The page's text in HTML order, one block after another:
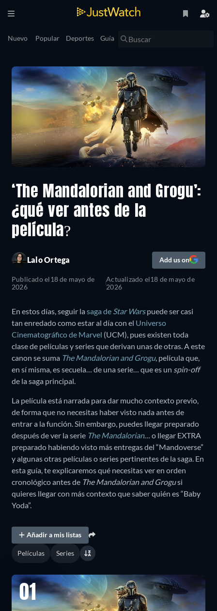
Nuevo Popular Deportes Guía
‘The Mandalorian and Grogu’:
¿qué ver antes de la
película?
Lalo Ortega Add us on
Publicado el18 de mayo de
2026
Actualizado el18 de mayo de
2026
En estos días, seguir la saga de Star Warspuede ser casi
tan enredado como estar al día con el Universo
Cinematográfico de Marvel (UCM), pues existen toda
clase de películas y series que derivan unas de otras. A este
canon se suma The Mandalorian and Grogu, película que,
en sí misma, es secuela… de una serie… que es un spin-off
de la saga principal.
La película está narrada para dar mucho contexto previo,
de forma que no necesitas haber visto nada antes de
entrar a la función. Sin embargo, puedes llegar preparado
después de ver la serie The Mandalorian… o llegar EXTRA
preparado habiendo visto más entregas del “Mandoverse”
y algunas otras películas o series pertinentes de la saga. En
esta guía, te explicaremos qué necesitas ver en orden
cronológico antes de The Mandalorian and Grogusi
quieres llegar con más contexto que saber quién es “Baby
Yoda”.
Añadir a mis listas
Películas Series
01